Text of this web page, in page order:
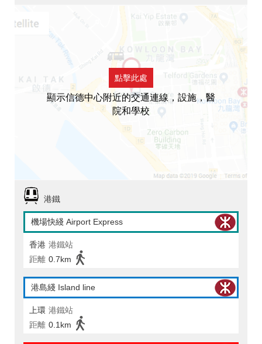
點擊此處
顯示信德中心附近的交通連線，設施，醫
院和學校
港鐵
機場快綫 Airport Express
香港 港鐵站
距離 0.7km
港島綫 Island line
上環 港鐵站
距離 0.1km